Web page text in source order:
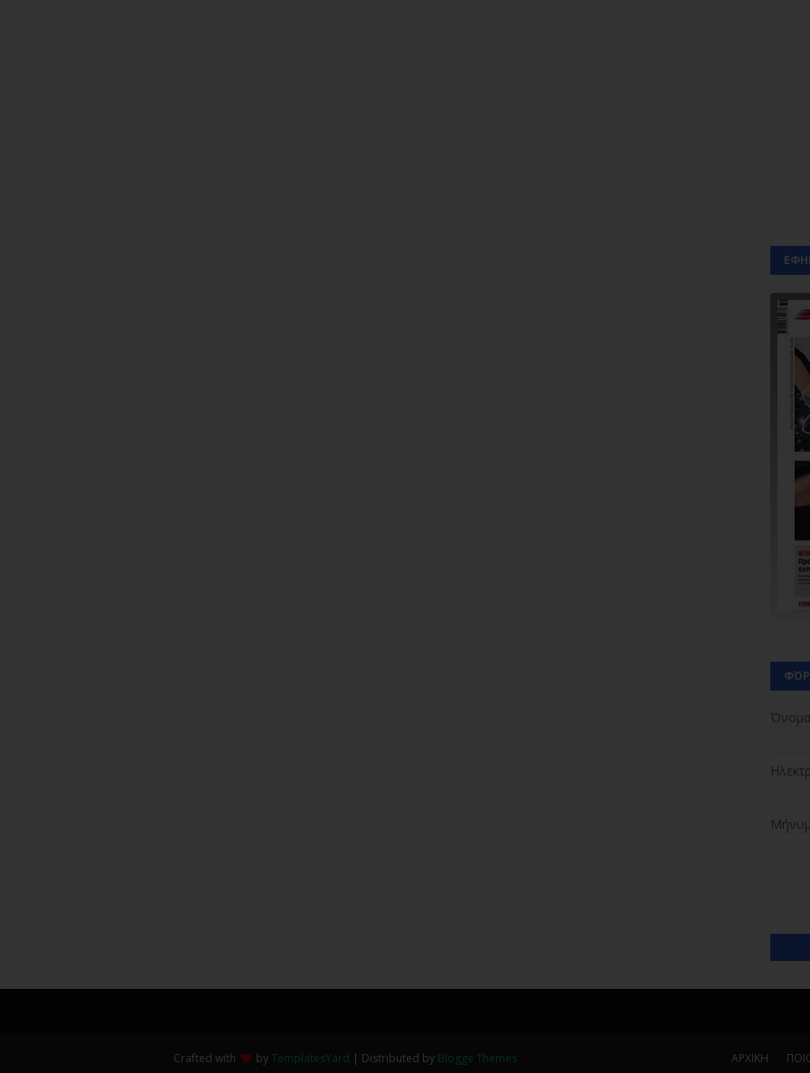
Όνομα
ΑΡΧΙΚΗ
Crafted with byTemplatesYard | Distributed by Blogge Themes